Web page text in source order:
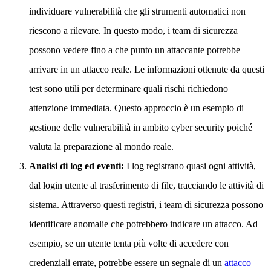
individuare vulnerabilità che gli strumenti automatici non
riescono a rilevare. In questo modo, i team di sicurezza
possono vedere fino a che punto un attaccante potrebbe
arrivare in un attacco reale. Le informazioni ottenute da questi
test sono utili per determinare quali rischi richiedono
attenzione immediata. Questo approccio è un esempio di
gestione delle vulnerabilità in ambito cyber security poiché
valuta la preparazione al mondo reale.
Analisi di log ed eventi: I log registrano quasi ogni attività,
dal login utente al trasferimento di file, tracciando le attività di
sistema. Attraverso questi registri, i team di sicurezza possono
identificare anomalie che potrebbero indicare un attacco. Ad
esempio, se un utente tenta più volte di accedere con
credenziali errate, potrebbe essere un segnale di un attacco